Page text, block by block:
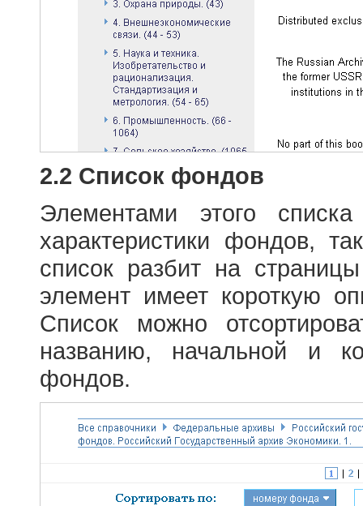
2.2 Список фондов
Элементами этого
характеристики фондов,
список разбит на
элемент имеет короткую
Список можно
названию, начальной и
фондов.